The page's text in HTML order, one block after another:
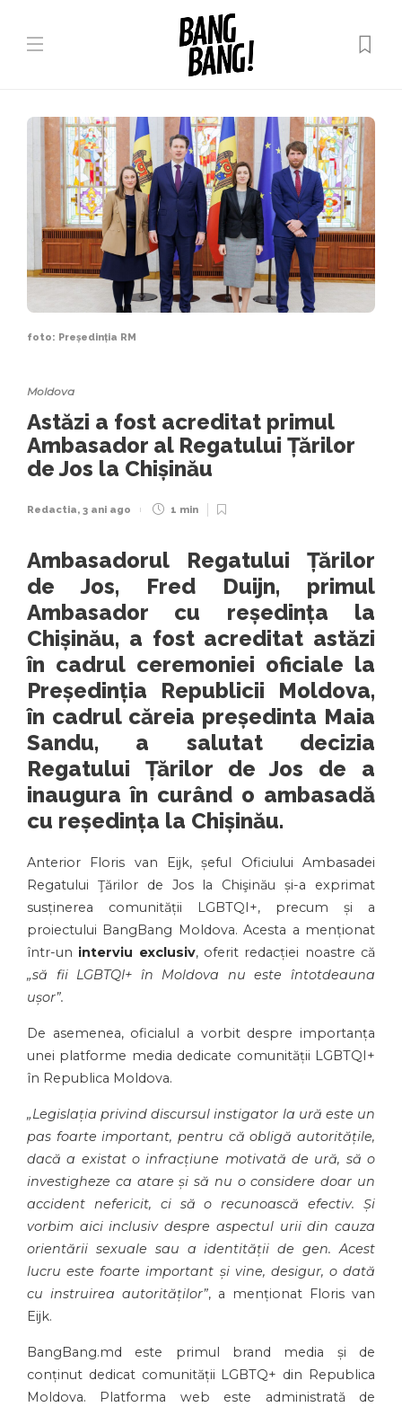
foto: Președinția RM
Moldova
Astăzi a fost acreditat primul
Ambasador al Regatului Țărilor
de Jos la Chișinău
Redactia, 3 ani ago 1 min
Ambasadorul Regatului Țărilor
de Jos, Fred Duijn, primul
Ambasador cu reședința la
Chișinău, a fost acreditat astăzi
în cadrul ceremoniei oficiale la
Președinția Republicii Moldova,
în cadrul căreia președinta Maia
Sandu, a salutat decizia
Regatului Țărilor de Jos de a
inaugura în curând o ambasadă
cu reședința la Chișinău.
Anterior Floris van Eijk, șeful Oficiului Ambasadei
Regatului Ţărilor de Jos la Chişinău și-a exprimat
susținerea comunității LGBTQI+, precum și a
proiectului BangBang Moldova. Acesta a menționat
într-un interviu exclusiv, oferit redacției noastre că
„să fii LGBTQI+ în Moldova nu este întotdeauna
ușor”.
De asemenea, oficialul a vorbit despre importanța
unei platforme media dedicate comunității LGBTQI+
în Republica Moldova.
„Legislația privind discursul instigator la ură este un
pas foarte important, pentru că obligă autoritățile,
dacă a existat o infracțiune motivată de ură, să o
investigheze ca atare și să nu o considere doar un
accident nefericit, ci să o recunoască efectiv. Și
vorbim aici inclusiv despre aspectul urii din cauza
orientării sexuale sau a identității de gen. Acest
lucru este foarte important și vine, desigur, o dată
cu instruirea autorităților”, a menționat Floris van
Eijk.
BangBang.md este primul brand media și de
conținut dedicat comunității LGBTQ+ din Republica
Moldova. Platforma web este administrată de